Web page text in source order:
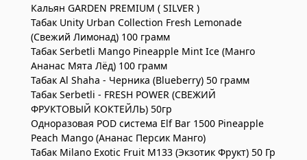
Кальян GARDEN PREMIUM ( SILVER )
Табак Unity Urban Collection Fresh Lemonade
(Свежий Лимонад) 100 грамм
Табак Serbetli Mango Pineapple Mint Ice (Манго
Ананас Мята Лёд) 100 грамм
Табак Al Shaha - Черника (Blueberry) 50 грамм
Табак Serbetli - FRESH POWER (СВЕЖИЙ
ФРУКТОВЫЙ КОКТЕЙЛЬ) 50гр
Одноразовая POD система Elf Bar 1500 Pineapple
Peach Mango (Ананас Персик Манго)
Табак Milano Exotic Fruit M133 (Экзотик Фрукт) 50 Гр